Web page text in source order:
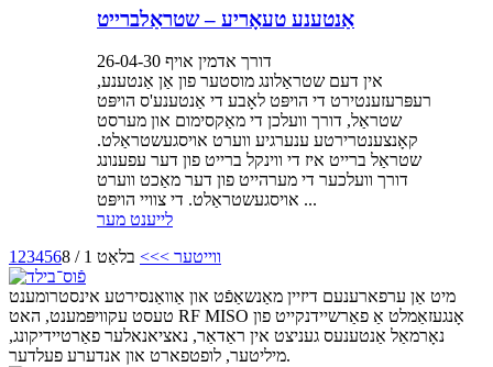
אַנטענע טעאָריע – שטראַלברייט
דורך אדמין אויף 26-04-30
אין דעם שטראַלונג מוסטער פון אַן אַנטענע,
רעפּרעזענטירט די הויפּט לאָבע די אַנטענע'ס הויפּט
שטראַל, דורך וועלכן די מאַקסימום און מערסט
קאָנצענטרירטע ענערגיע ווערט אויסגעשטראַלט.
שטראַל ברייט איז די ווינקל ברייט פון דער עפענונג
דורך וועלכער די מערהייט פון דער מאַכט ווערט
אויסגעשטראַלט. די צוויי הויפּט ...
לייענט מער
1 23456 ווייטער >>> בלאַט 1 / 8
מיט אַן ערפארענעם דיזיין מאַנשאַפֿט און אַוואַנסירטע אינסטרומענט
טעסט עקוויפּמענט, האט RF MISO אָנגעזאַמלט אַ פאַרשיידנקייט פון
נאָרמאַל אַנטענעס געניצט אין ראַדאַר, נאציאנאלער פאַרטיידיקונג,
מיליטער, לופטפארט און אנדערע פעלדער.